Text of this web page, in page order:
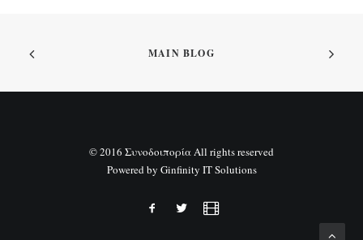
MAIN BLOG
© 2016 Συνοδοιπορία All rights reserved
Powered by Ginfinity IT Solutions